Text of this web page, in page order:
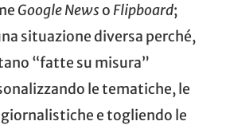
Google Newso Flipboard;
situazione diversa perché,
“fatte su misura”
le tematiche, le
e togliendo le